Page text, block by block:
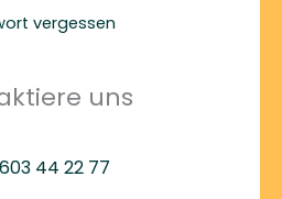
vergessen
uns
44 22 77